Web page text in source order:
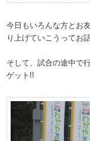
今日もいろんな方とお
り上げていこうってお
そして、試合の途中で
ゲット!!